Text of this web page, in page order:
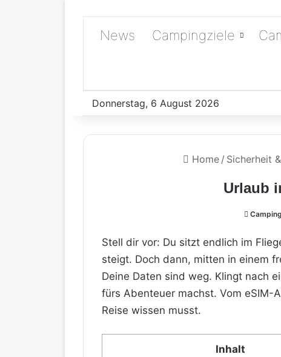
News Campingziele
Donnerstag, 6 August 2026
Home / Sicherheit
Urlaub
Stell dir vor: Du sitzt endlich im
steigt. Doch dann, mitten in einem
Deine Daten sind weg. Klingt nach
fürs Abenteuer machst. Vom eSIM-
Reise wissen musst.
Inhalt